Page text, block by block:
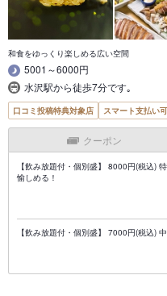
和食をゆっくり楽しめる広い空間
5001～6000円
水沢駅から徒歩7分です｡
口コミ投稿特典対象店 スマート支払い可
クーポン
【飲み放題付・個別盛】 8000円(税込)
愉しめる！
【飲み放題付・個別盛】 7000円(税込)